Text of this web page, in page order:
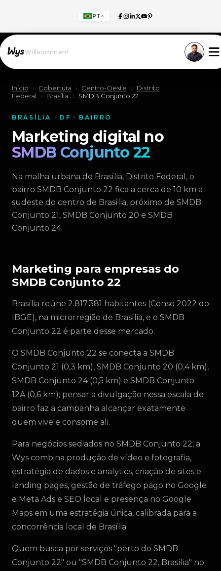
PT
Willkommen!
Início › Cobertura › Centro-Oeste ›
Distrito
Federal
› Brasília › SMDB Conjunto 22
BRASÍLIA · DF · BAIRRO
Marketing digital no
SMDB Conjunto 22
Na malha urbana de Brasília, Distrito Federal, o
bairro SMDB Conjunto 22 fica a cerca de 10 km a
sudeste do centro de Brasília, próximo de SMDB
Conjunto 21, SMDB Conjunto 20 e SMDB
Conjunto 24.
Marketing para empresas do
SMDB Conjunto 22
Brasília reúne 2.817.381 habitantes (Censo 2022 do
IBGE), na microrregião de Brasília, e o SMDB
Conjunto 22 é parte desse mercado.
O SMDB Conjunto 22 se conecta a SMDB
Conjunto 21 (0,3 km), SMDB Conjunto 20 (0,4 km),
SMDB Conjunto 24 (0,5 km) e SMDB Conjunto
12A (0,6 km); pensar a divulgação nessa escala de
bairro faz a campanha alcançar exatamente
quem vive e consome ali.
Para negócios sediados no SMDB Conjunto 22, a
Wys combina produção de vídeo e fotografia,
estratégia de dados e analytics, criação de sites e
landing pages, gestão de tráfego pago no Google
e Meta Ads e SEO local e presença no Google
Maps em uma estratégia única, calibrada para a
concorrência local de Brasília.
Quem busca por serviços "perto do SMDB
Conjunto 22" ou "SMDB Conjunto 22, Brasília" no